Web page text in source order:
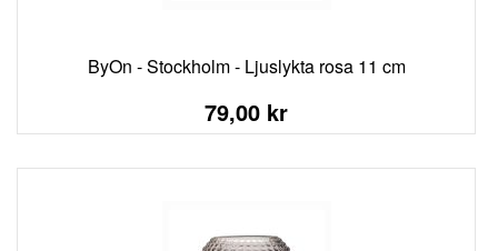
ByOn - Stockholm - Ljuslykta rosa 11 cm
79,00 kr